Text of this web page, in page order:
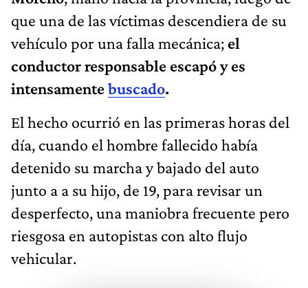
que una de las víctimas descendiera de su
vehículo por una falla mecánica; el
conductor responsable escapó y es
intensamentebuscado.
El hecho ocurrió en las primeras horas del
día, cuando el hombre fallecido había
detenido su marcha y bajado del auto
junto a a su hijo, de 19, para revisar un
desperfecto, una maniobra frecuente pero
riesgosa en autopistas con alto flujo
vehicular.